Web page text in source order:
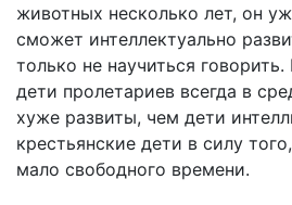
животных несколько лет, он
сможет интеллектуально
только не научиться
дети пролетариев всегда в
хуже развиты, чем дети
крестьянские дети в силу
мало свободного времени.